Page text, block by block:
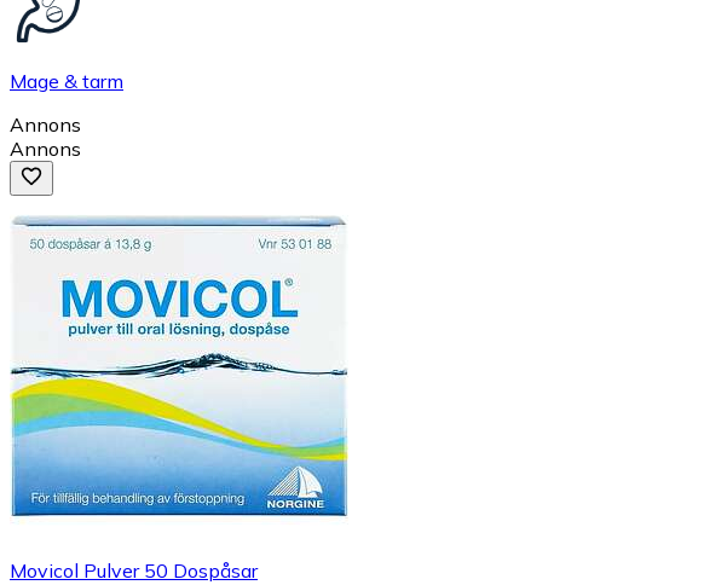
Mage & tarm
Annons
Annons
Movicol Pulver 50 Dospåsar